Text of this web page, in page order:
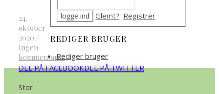
24.
oktober
2020 /
Ingen
kommentarer
DEL PÅ FACEBOOKDEL PÅ TWITTER
Stor
Glemt? Registrer
REDIGER BRUGER
Rediger bruger